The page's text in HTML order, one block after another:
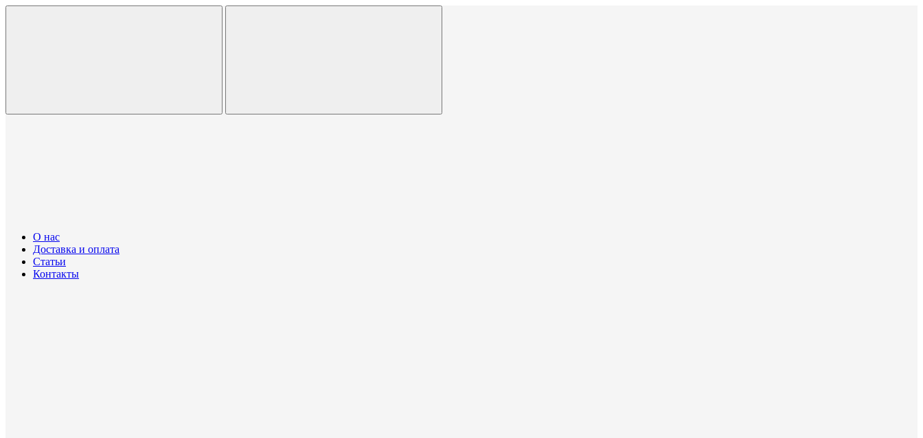
О нас
Доставка и оплата
Статьи
Контакты